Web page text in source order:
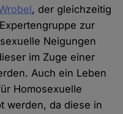
, der gleichzeitig
zur
Neigungen
im Zuge einer
Auch ein Leben
Homosexuelle
werden, da diese in